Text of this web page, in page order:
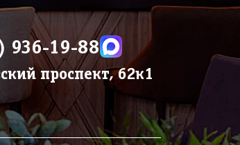
936-19-88
проспект, 62к1